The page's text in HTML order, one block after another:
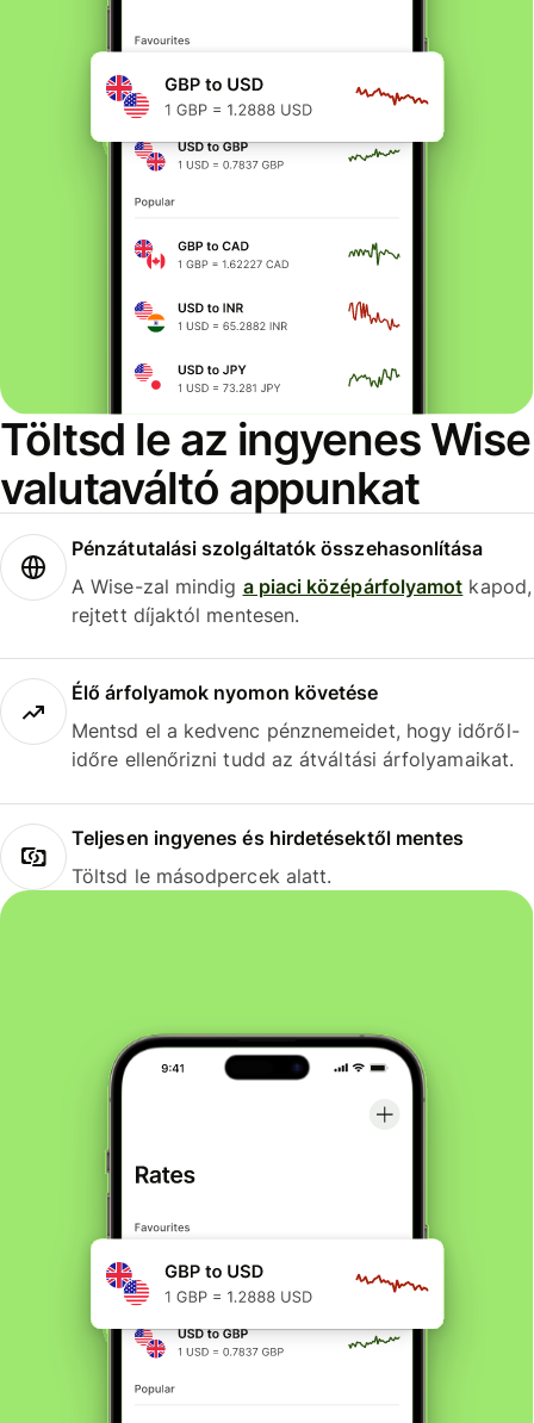
Töltsd le az ingyenes Wise
valutaváltó appunkat
Pénzátutalási szolgáltatók összehasonlítása
A Wise-zal mindig a piaci középárfolyamot kapod,
rejtett díjaktól mentesen.
Élő árfolyamok nyomon követése
Mentsd el a kedvenc pénznemeidet, hogy időről-
időre ellenőrizni tudd az átváltási árfolyamaikat.
Teljesen ingyenes és hirdetésektől mentes
Töltsd le másodpercek alatt.